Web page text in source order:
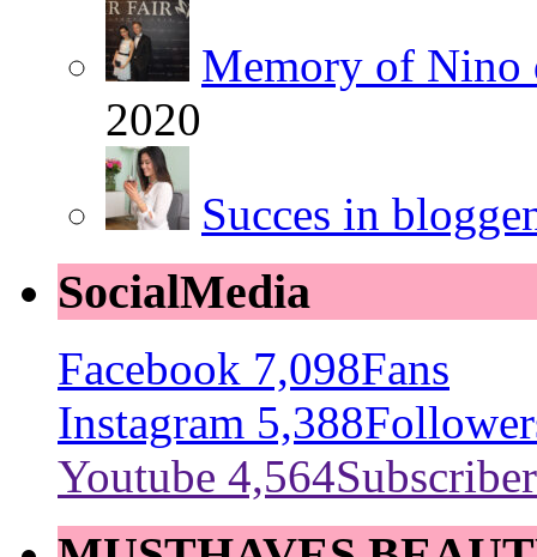
Memory of Nino
2020
Succes in
SocialMedia
Facebook 7,098Fans
Instagram 5,388
Youtube 4,564Subscriber